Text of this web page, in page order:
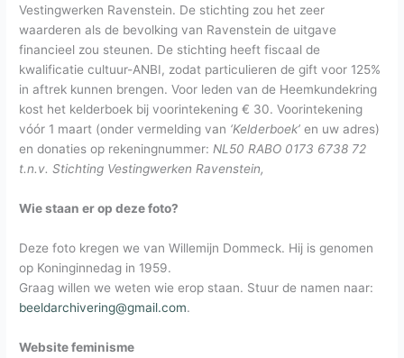
Vestingwerken Ravenstein. De stichting zou het zeer
waarderen als de bevolking van Ravenstein de uitgave
financieel zou steunen. De stichting heeft fiscaal de
kwalificatie cultuur-ANBI, zodat particulieren de gift voor 125%
in aftrek kunnen brengen. Voor leden van de Heemkundekring
kost het kelderboek bij voorintekening € 30. Voorintekening
vóór 1 maart (onder vermelding van ‘Kelderboek’ en uw adres)
en donaties op rekeningnummer: NL50 RABO 0173 6738 72
t.n.v. Stichting Vestingwerken Ravenstein,
Wie staan er op deze foto?
Deze foto kregen we van Willemijn Dommeck. Hij is genomen
op Koninginnedag in 1959.
Graag willen we weten wie erop staan. Stuur de namen naar:
beeldarchivering@gmail.com.
Website feminisme